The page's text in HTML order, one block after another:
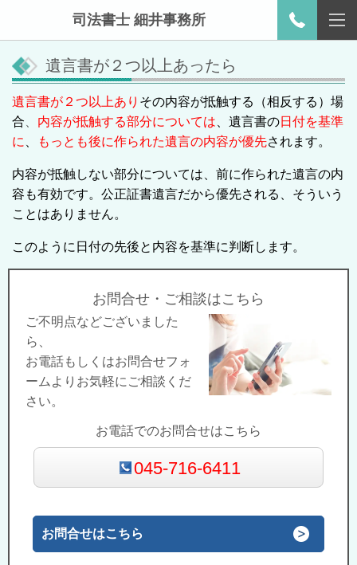
司法書士 細井事務所
遺言書が２つ以上あったら
遺言書が２つ以上あり その内容が抵触する（相反する）場
合
内容が抵触する部分については 、遺言書の日付を基準
に
もっとも後に作られた遺言の内容が優先されます。
内容が抵触しない部分については、前に作られた遺言の内
容も有効です。公正証書遺言だから優先される、そういう
ことはありません。
このように日付の先後と内容を基準に判断します。
お問合せ・ご相談はこちら
ご不明点などございました
ら、
お電話もしくはお問合せフォ
ームよりお気軽にご相談くだ
さい。
お電話でのお問合せはこちら
045-716-6411
お問合せはこちら